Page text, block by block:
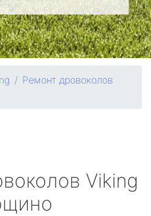
Ремонт дровоколов
Viking